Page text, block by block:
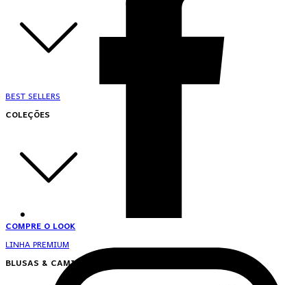
BEST SELLERS
COLEÇÕES
COMPRE O LOOK
LINHA PREMIUM
BLUSAS & CAMISAS